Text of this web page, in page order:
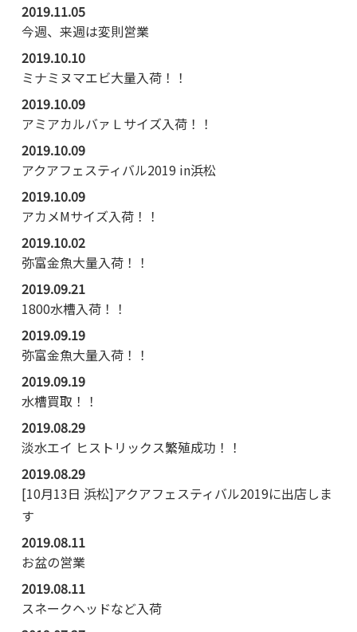
2019.11.05
今週、来週は変則営業
2019.10.10
ミナミヌマエビ大量入荷！！
2019.10.09
アミアカルバァＬサイズ入荷！！
2019.10.09
アクアフェスティバル2019 in浜松
2019.10.09
アカメMサイズ入荷！！
2019.10.02
弥富金魚大量入荷！！
2019.09.21
1800水槽入荷！！
2019.09.19
弥富金魚大量入荷！！
2019.09.19
水槽買取！！
2019.08.29
淡水エイ ヒストリックス繁殖成功！！
2019.08.29
[10月13日 浜松]アクアフェスティバル2019に出店しま
す
2019.08.11
お盆の営業
2019.08.11
スネークヘッドなど入荷